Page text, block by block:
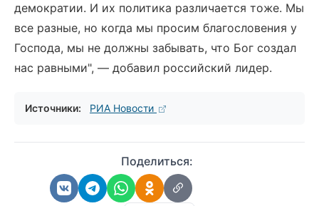
демократии. И их политика различается тоже. Мы
все разные, но когда мы просим благословения у
Господа, мы не должны забывать, что Бог создал
нас равными", — добавил российский лидер.
Источники: РИА Новости
Поделиться: